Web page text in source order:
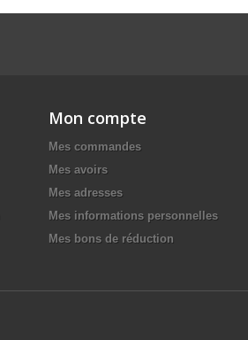
Mon compte
Mes commandes
Mes avoirs
Mes adresses
Mes informations personnelles
Mes bons de réduction